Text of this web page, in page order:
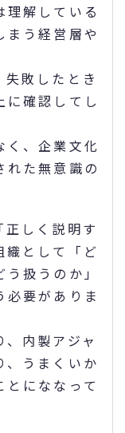
理解している
まう経営層や
失敗したとき
に確認してし
く、企業文化
れた無意識の
しく説明す
織として「ど
扱うのか」
必要がありま
内製アジャ
、うまくいか
にななって